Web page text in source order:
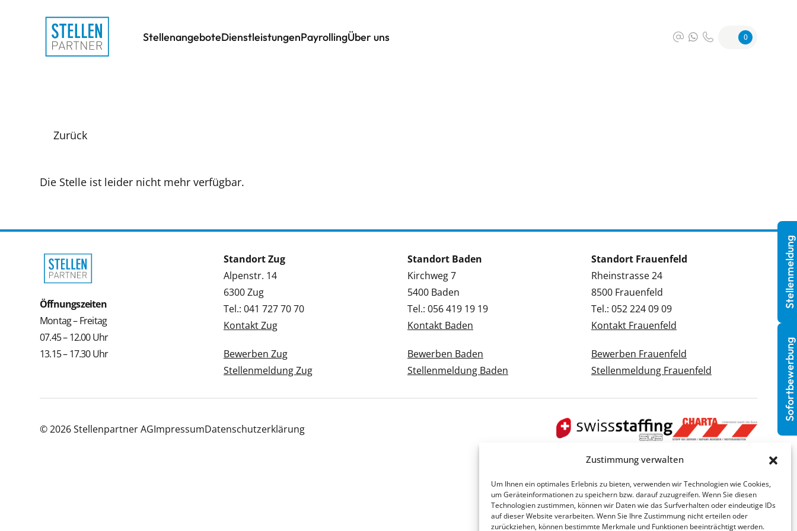
Zustimmung verwalten
Um Ihnen ein optimales Erlebnis zu bieten, verwenden wir Technologien wie Cookies,
um Geräteinformationen zu speichern bzw. darauf zuzugreifen. Wenn Sie diesen
Technologien zustimmen, können wir Daten wie das Surfverhalten oder eindeutige IDs
auf dieser Website verarbeiten. Wenn Sie Ihre Zustimmung nicht erteilen oder
zurückziehen, können bestimmte Merkmale und Funktionen beeinträchtigt werden.
StellenangeboteDienstleistungenPayrollingÜber uns 0
Zurück
Die Stelle ist leider nicht mehr verfügbar.
Öffnungszeiten
Montag – Freitag
07.45 – 12.00 Uhr
13.15 – 17.30 Uhr
Standort Zug
Alpenstr. 14
6300 Zug
Tel.: 041 727 70 70
Kontakt Zug
Bewerben Zug
Stellenmeldung Zug
Standort Baden
Kirchweg 7
5400 Baden
Tel.: 056 419 19 19
Kontakt Baden
Bewerben Baden
Stellenmeldung Baden
Standort Frauenfeld
Rheinstrasse 24
8500 Frauenfeld
Tel.: 052 224 09 09
Kontakt Frauenfeld
Bewerben Frauenfeld
Stellenmeldung Frauenfeld
© 2026 Stellenpartner AGImpressumDatenschutzerklärung
Sofortbewerbung
Stellenmeldung